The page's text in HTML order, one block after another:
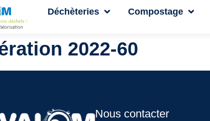
Déchèteries Compostage
2022-60
Nous contacter